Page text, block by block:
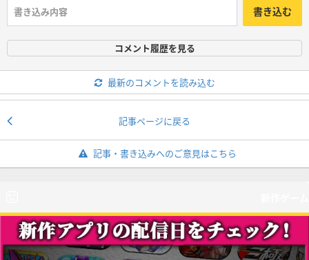
書き込む
コメント履歴を見る
最新のコメントを読み込む
記事ページに戻る
記事・書き込みへのご意見はこちら